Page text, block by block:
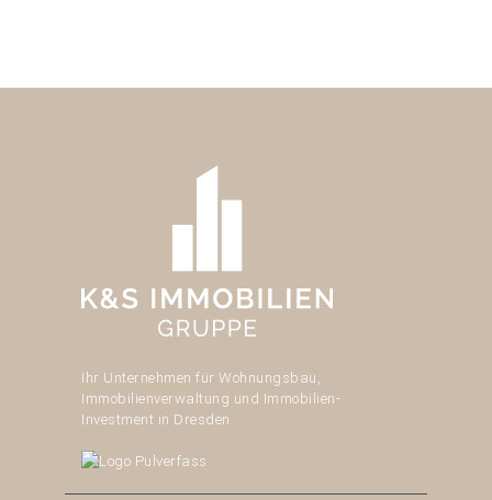
Ihr Unternehmen für Wohnungsbau,
Immobilienverwaltung und Immobilien-
Investment in Dresden.